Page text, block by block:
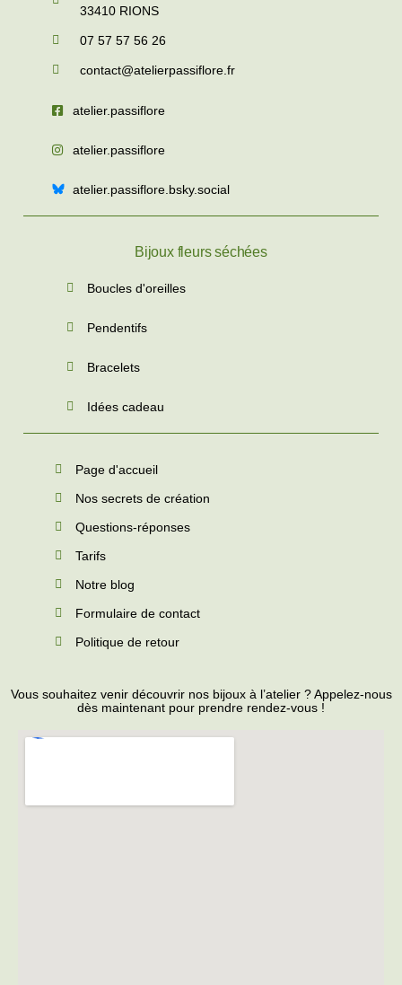
33410 RIONS
07 57 57 56 26
contact@atelierpassiflore.fr
atelier.passiflore
atelier.passiflore
atelier.passiflore.bsky.social
Bijoux fleurs séchées
Boucles d'oreilles
Pendentifs
Bracelets
Idées cadeau
Page d'accueil
Nos secrets de création
Questions-réponses
Tarifs
Notre blog
Formulaire de contact
Politique de retour
Vous souhaitez venir découvrir nos bijoux à l’atelier ? Appelez-nous
dès maintenant pour prendre rendez-vous !